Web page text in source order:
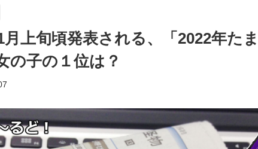
月上旬頃発表される、「2022年た
の子の１位は？